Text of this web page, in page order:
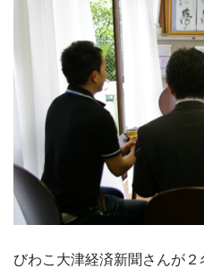
びわこ大津経済新聞さんが